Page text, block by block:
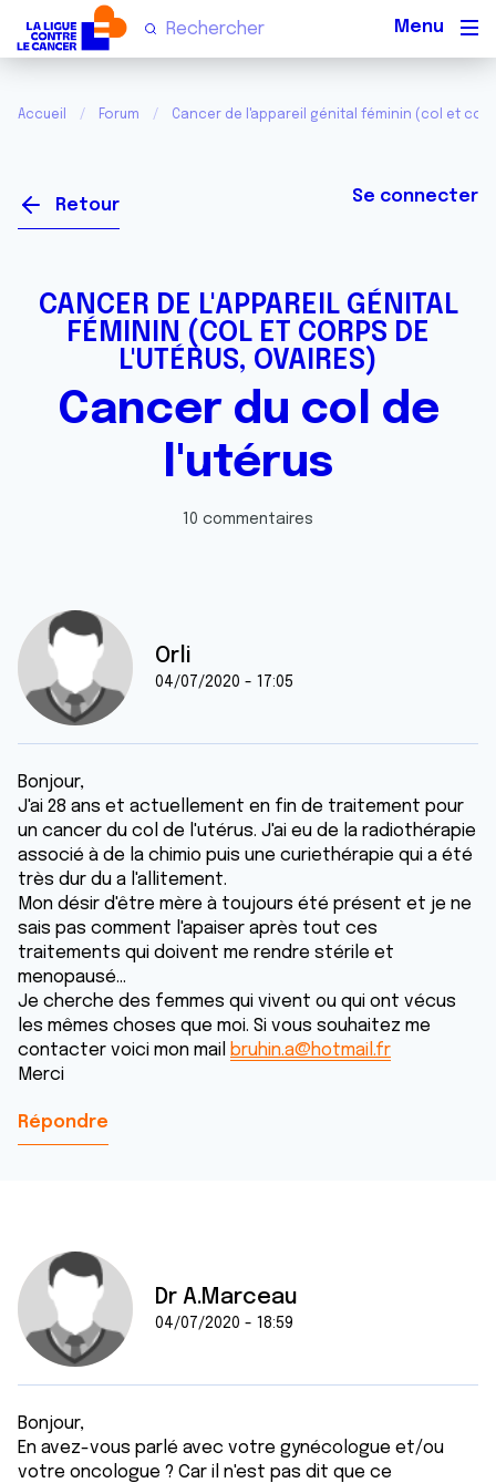
Accueil Forum Cancer de l'appareil génital féminin (col et
Retour Se connecter
CANCER DE L'APPAREIL GÉNITAL
FÉMININ (COL ET CORPS DE
L'UTÉRUS, OVAIRES)
Cancer du col de
l'utérus
10 commentaires
Orli
04/07/2020 - 17:05
Bonjour,
J'ai 28 ans et actuellement en fin de traitement pour
un cancer du col de l'utérus. J'ai eu de la radiothérapie
associé à de la chimio puis une curiethérapie qui a été
très dur du a l'allitement.
Mon désir d'être mère à toujours été présent et je ne
sais pas comment l'apaiser après tout ces
traitements qui doivent me rendre stérile et
menopausé...
Je cherche des femmes qui vivent ou qui ont vécus
les mêmes choses que moi. Si vous souhaitez me
contacter voici mon mail bruhin.a@hotmail.fr
Merci
Répondre
Dr A.Marceau
04/07/2020 - 18:59
Bonjour,
En avez-vous parlé avec votre gynécologue et/ou
votre oncologue ? Car il n'est pas dit que ce